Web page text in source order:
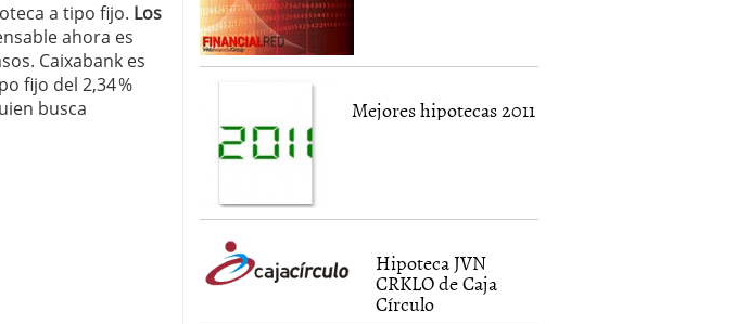
a tipo fijo. Los
ahora es
Caixabank es
fijo del 2,34 %
busca
Mejores hipotecas 2011
Hipoteca JVN
CRKLO de Caja
Círculo